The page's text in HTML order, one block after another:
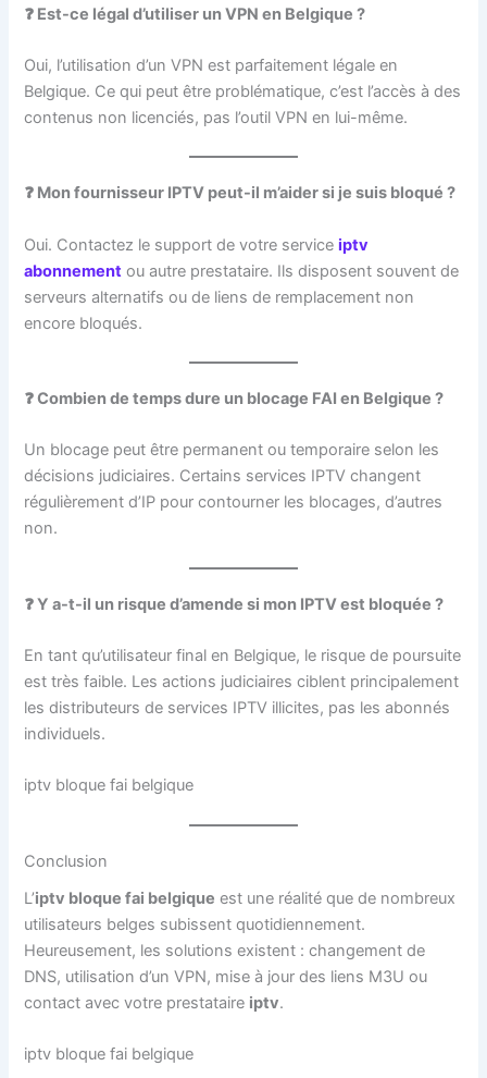
❓ Est-ce légal d’utiliser un VPN en Belgique ?
Oui, l’utilisation d’un VPN est parfaitement légale en
Belgique. Ce qui peut être problématique, c’est l’accès à des
contenus non licenciés, pas l’outil VPN en lui-même.
❓ Mon fournisseur IPTV peut-il m’aider si je suis bloqué ?
Oui. Contactez le support de votre service iptv
abonnement ou autre prestataire. Ils disposent souvent de
serveurs alternatifs ou de liens de remplacement non
encore bloqués.
❓ Combien de temps dure un blocage FAI en Belgique ?
Un blocage peut être permanent ou temporaire selon les
décisions judiciaires. Certains services IPTV changent
régulièrement d’IP pour contourner les blocages, d’autres
non.
❓ Y a-t-il un risque d’amende si mon IPTV est bloquée ?
En tant qu’utilisateur final en Belgique, le risque de poursuite
est très faible. Les actions judiciaires ciblent principalement
les distributeurs de services IPTV illicites, pas les abonnés
individuels.
iptv bloque fai belgique
Conclusion
L’iptv bloque fai belgique est une réalité que de nombreux
utilisateurs belges subissent quotidiennement.
Heureusement, les solutions existent : changement de
DNS, utilisation d’un VPN, mise à jour des liens M3U ou
contact avec votre prestataire iptv.
iptv bloque fai belgique